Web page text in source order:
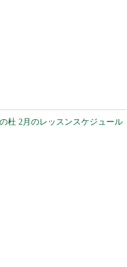
杜 2月のレッスンスケジュール